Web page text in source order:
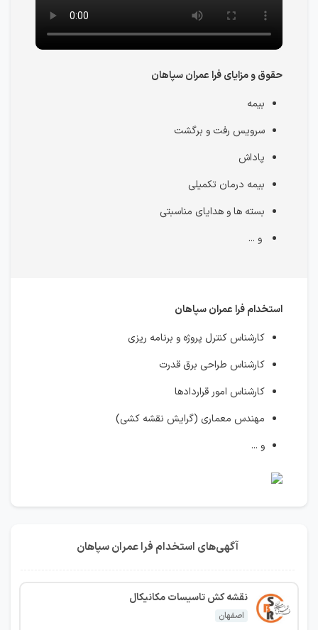
حقوق و مزایای فرا عمران سپاهان
بیمه
سرویس رفت و برگشت
پاداش
بیمه درمان تکمیلی
بسته ها و هدایای مناسبتی
و ...
استخدام فرا عمران سپاهان
کارشناس کنترل پروژه و برنامه ریزی
کارشناس طراحی برق قدرت
کارشناس امور قراردادها
مهندس معماری (گرایش نقشه کشی)
و ...
آگهی‌های استخدام فرا عمران سپاهان
نقشه کش تاسیسات مکانیکال
اصفهان